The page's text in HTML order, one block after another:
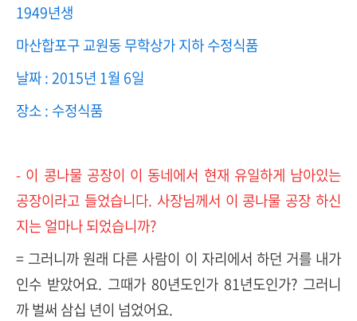
1949년생
마산합포구 교원동 무학상가 지하 수정식품
날짜 : 2015년 1월 6일
장소 : 수정식품
- 이 콩나물 공장이 이 동네에서 현재 유일하게 남아있는
공장이라고 들었습니다. 사장님께서 이 콩나물 공장 하신
지는 얼마나 되었습니까?
= 그러니까 원래 다른 사람이 이 자리에서 하던 거를 내가
인수 받았어요. 그때가 80년도인가 81년도인가? 그러니
까 벌써 삼십 년이 넘었어요.